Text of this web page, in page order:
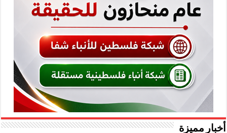
أخبار مميزة